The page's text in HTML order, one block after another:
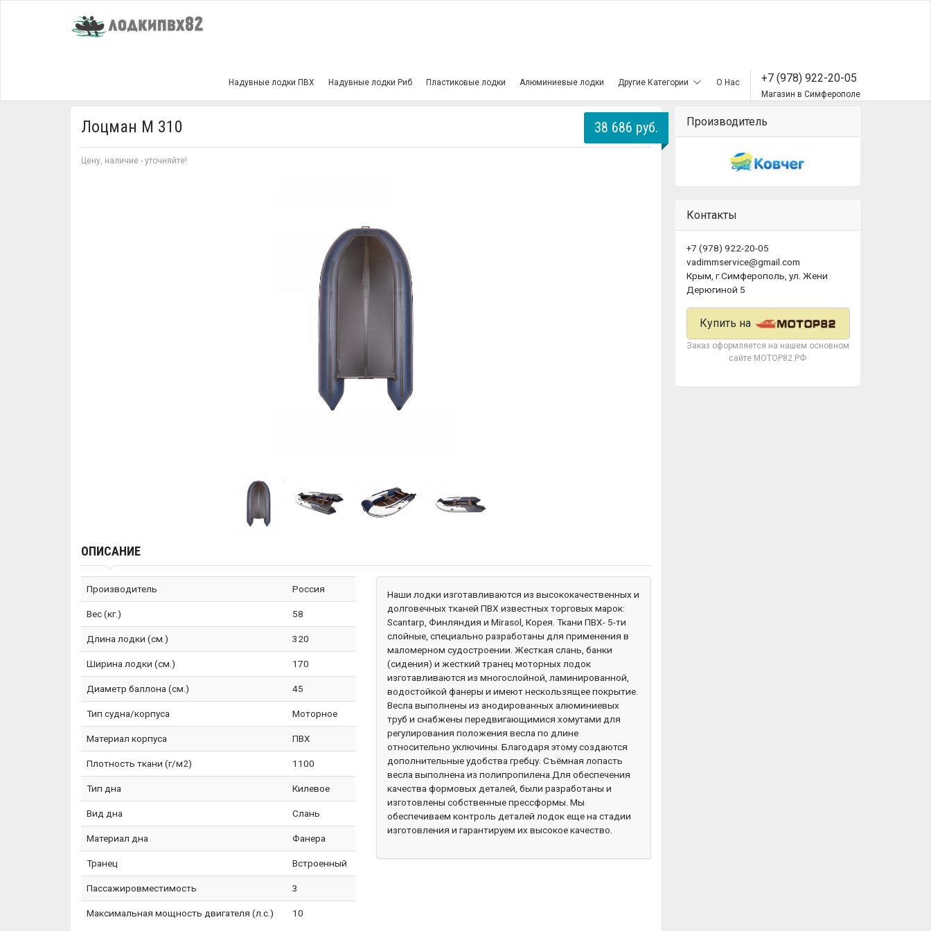
Надувные лодки ПВХ Надувные лодки Риб Пластиковые лодки Алюминиевые лодки Другие Категории О Нас +7 (978) 922-20-05
Магазин в Симферополе
Лоцман М 310
Цену, наличие - уточняйте!
38 686 руб.
ОПИСАНИЕ
Производитель Россия
Вес (кг.) 58
Длина лодки (см.) 320
Ширина лодки (см.) 170
Диаметр баллона (см.) 45
Тип судна/корпуса Моторное
Материал корпуса ПВХ
Плотность ткани (г/м2) 1100
Тип дна Килевое
Вид дна Слань
Материал дна Фанера
Транец Встроенный
Пассажировместимость 3
Максимальная мощность двигателя (л.с.) 10
Наши лодки изготавливаются из высококачественных и
долговечных тканей ПВХ известных торговых марок:
Scantarp, Финляндия и Мirasol, Корея. Ткани ПВХ- 5-ти
слойные, специально разработаны для применения в
маломерном судостроении. Жесткая слань, банки
(сидения) и жесткий транец моторных лодок
изготавливаются из многослойной, ламинированной,
водостойкой фанеры и имеют нескользящее покрытие.
Весла выполнены из анодированных алюминиевых
труб и снабжены передвигающимися хомутами для
регулирования положения весла по длине
относительно уключины. Благодаря этому создаются
дополнительные удобства гребцу. Съёмная лопасть
весла выполнена из полипропилена.Для обеспечения
качества формовых деталей, были разработаны и
изготовлены собственные прессформы. Мы
обеспечиваем контроль деталей лодок еще на стадии
изготовления и гарантируем их высокое качество.
Производитель
Контакты
+7 (978) 922-20-05
vadimmservice@gmail.com
Крым, г.Симферополь, ул. Жени
Дерюгиной 5
Купить на
Заказ оформляется на нашем основном
сайте МОТОР82.РФ